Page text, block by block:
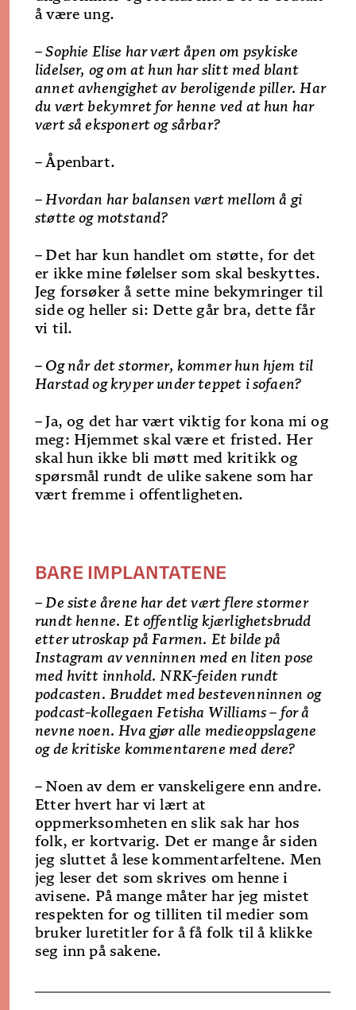
å være ung.
– Sophie Elise har vært åpen om psykiske
lidelser, og om at hun har slitt med blant
annet avhengighet av beroligende piller. Har
du vært bekymret for henne ved at hun har
vært så eksponert og sårbar?
–Åpenbart.
– Hvordan har balansen vært mellom å gi
støtte og motstand?
– Det har kun handlet om støtte, for det
er ikke mine følelser som skal beskyttes.
Jeg forsøker å sette mine bekymringer til
side og heller si: Dette går bra, dette får
vi til.
– Og når det stormer, kommer hun hjem til
Harstad og kryper under teppet i sofaen?
–Ja, og det har vært viktig for kona mi og
meg: Hjemmet skal være et fristed. Her
skal hun ikke bli møtt med kritikk og
spørsmål rundt de ulike sakene som har
vært fremme i offentligheten.
BARE IMPLANTATENE
– De siste årene har det vært flere stormer
rundt henne. Et offentlig kjærlighetsbrudd
etter utroskap på Farmen. Et bilde på
Instagram av venninnen med en liten pose
med hvitt innhold. NRK-feiden rundt
podcasten. Bruddet med bestevenninnen og
podcast-kollegaen Fetisha Williams – for å
nevne noen. Hva gjør alle medieoppslagene
og de kritiske kommentarene med dere?
– Noen av dem er vanskeligere enn andre.
Etter hvert har vi lært at
oppmerksomheten en slik sak har hos
folk, er kortvarig. Det er mange år siden
jeg sluttet å lese kommentarfeltene. Men
jeg leser det som skrives om henne i
avisene. På mange måter har jeg mistet
respekten for og tilliten til medier som
bruker luretitler for å få folk til å klikke
seg inn på sakene.